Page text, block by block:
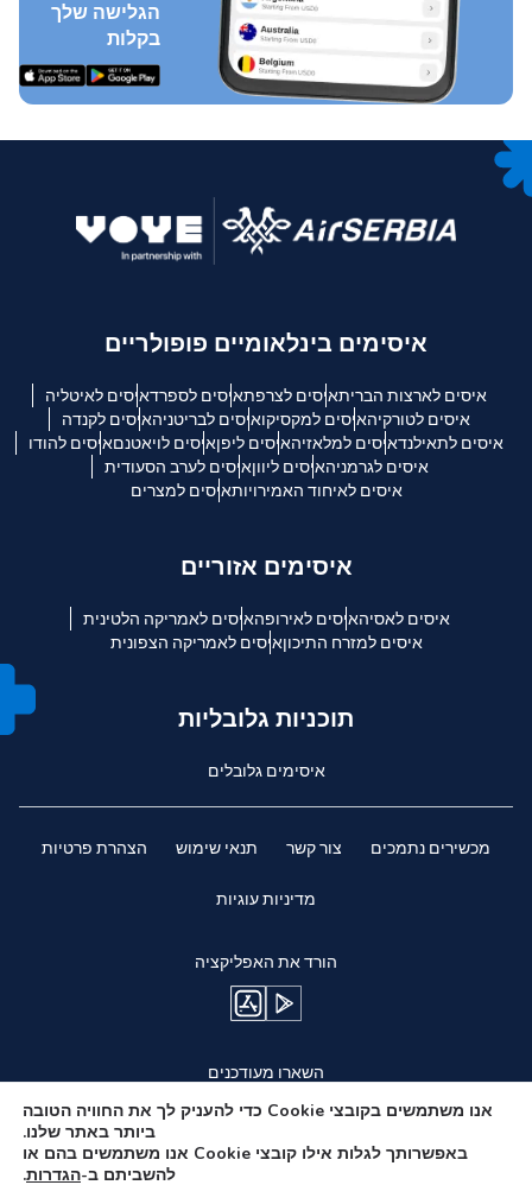
הגלישה שלך
בקלות
איסימים בינלאומיים פופולריים
איסים לארצות הבריתאיסים לצרפתאיסים לספרדאיסים לאיטליה
איסים לטורקיהאיסים למקסיקואיסים לבריטניהאיסים לקנדה
איסים לתאילנדאיסים למלאזיהאיסים ליפןאיסים לויאטנםאיסים להודו
איסים לגרמניהאיסים ליווןאיסים לערב הסעודית
איסים לאיחוד האמירויותאיסים למצרים
איסימים אזוריים
איסים לאסיהאיסים לאירופהאיסים לאמריקה הלטינית
איסים למזרח התיכוןאיסים לאמריקה הצפונית
תוכניות גלובליות
איסימים גלובלים
מכשירים נתמכים צור קשר תנאי שימוש הצהרת פרטיות
מדיניות עוגיות
הורד את האפליקציה
השארו מעודכנים
אנו משתמשים בקובצי Cookie כדי להעניק לך את החוויה הטובה
ביותר באתר שלנו.
באפשרותך לגלות אילו קובצי Cookie אנו משתמשים בהם או
להשביתם ב-הגדרות.